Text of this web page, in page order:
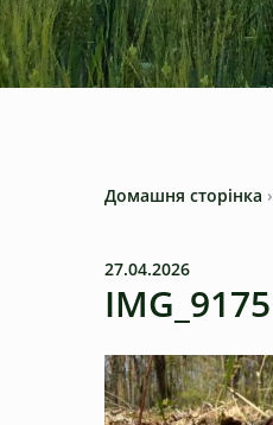
Домашня сторінка ›
27.04.2026
IMG_9175